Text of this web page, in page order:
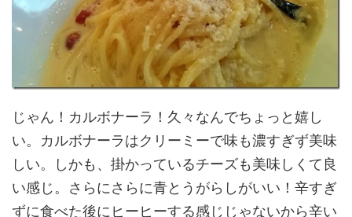
じゃん！カルボナーラ！久々なんでちょっと嬉し
い。カルボナーラはクリーミーで味も濃すぎず美味
しい。しかも、掛かっているチーズも美味しくて良
い感じ。さらにさらに青とうがらしがいい！辛すぎ
ずに食べた後にヒーヒーする感じじゃないから辛い